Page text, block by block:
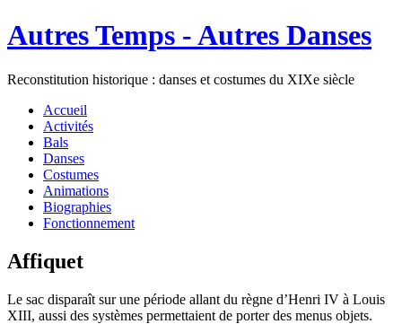
Autres Temps - Autres Danses
Reconstitution historique : danses et costumes du XIXe siècle
Accueil
Activités
Bals
Danses
Costumes
Animations
Biographies
Fonctionnement
Affiquet
Le sac disparaît sur une période allant du règne d’Henri IV à Louis
XIII, aussi des systèmes permettaient de porter des menus objets.